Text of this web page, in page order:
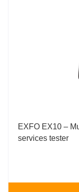
EXFO EX10 –
services tester